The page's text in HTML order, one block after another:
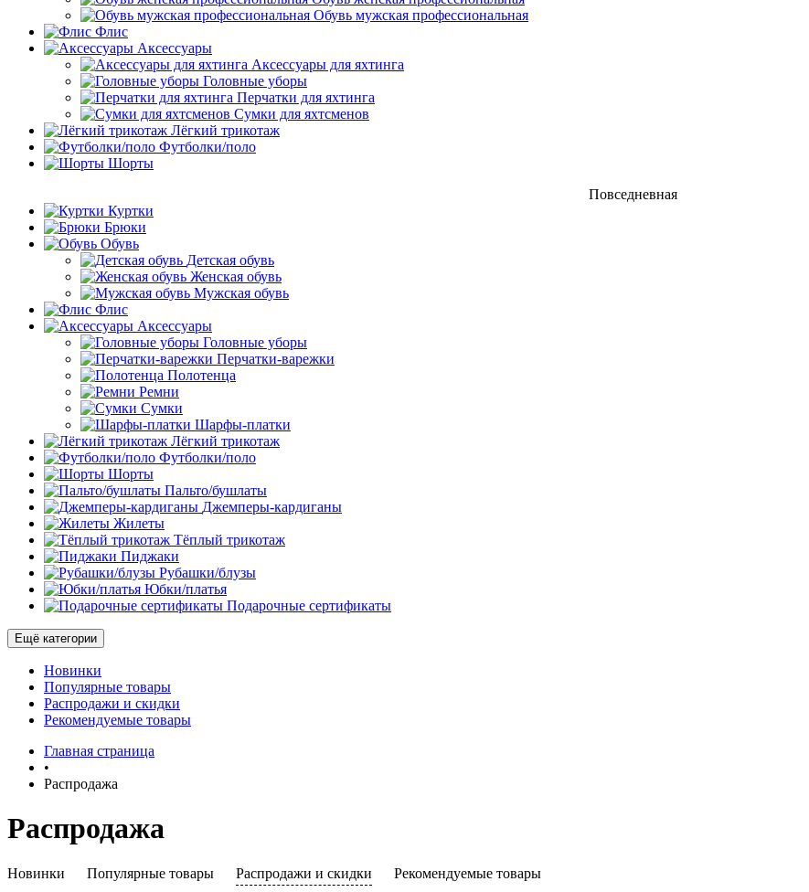
Обувь мужская профессиональная
Флис
Аксессуары
Аксессуары для яхтинга
Головные уборы
Перчатки для яхтинга
Сумки для яхтсменов
Лёгкий трикотаж
Футболки/поло
Шорты
Повседневная
Куртки
Брюки
Обувь
Детская обувь
Женская обувь
Мужская обувь
Флис
Аксессуары
Головные уборы
Перчатки-варежки
Полотенца
Ремни
Сумки
Шарфы-платки
Лёгкий трикотаж
Футболки/поло
Шорты
Пальто/бушлаты
Джемперы-кардиганы
Жилеты
Тёплый трикотаж
Пиджаки
Рубашки/блузы
Юбки/платья
Подарочные сертификаты
Ещё категории
Новинки
Популярные товары
Распродажи и скидки
Рекомендуемые товары
Главная страница
•
Распродажа
Распродажа
Новинки Популярные товары Распродажи и скидки Рекомендуемые товары